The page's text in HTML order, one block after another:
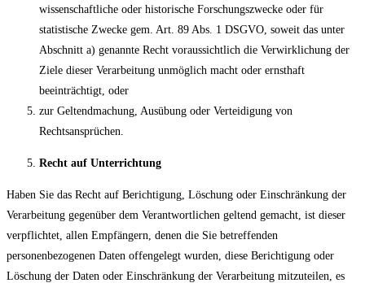
wissenschaftliche oder historische Forschungszwecke oder für
statistische Zwecke gem. Art. 89 Abs. 1 DSGVO, soweit das unter
Abschnitt a) genannte Recht voraussichtlich die Verwirklichung der
Ziele dieser Verarbeitung unmöglich macht oder ernsthaft
beeinträchtigt, oder
zur Geltendmachung, Ausübung oder Verteidigung von
Rechtsansprüchen.
Recht auf Unterrichtung
Haben Sie das Recht auf Berichtigung, Löschung oder Einschränkung der
Verarbeitung gegenüber dem Verantwortlichen geltend gemacht, ist dieser
verpflichtet, allen Empfängern, denen die Sie betreffenden
personenbezogenen Daten offengelegt wurden, diese Berichtigung oder
Löschung der Daten oder Einschränkung der Verarbeitung mitzuteilen, es